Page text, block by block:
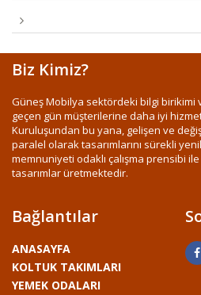
Biz Kimiz?
Güneş Mobilya sektördeki bilgi birikimi
geçen gün müşterilerine daha iyi
Kuruluşundan bu yana, gelişen ve
paralel olarak tasarımlarını sürekli
memnuniyeti odaklı çalışma prensibi
tasarımlar üretmektedir.
Bağlantılar
ANASAYFA
KOLTUK TAKIMLARI
YEMEK ODALARI